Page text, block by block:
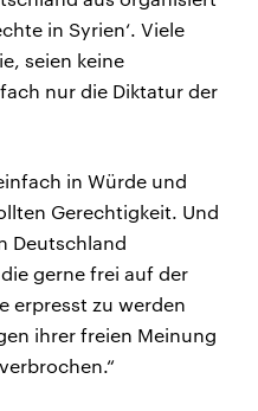
in Syrien‘. Viele
seien keine
nur die Diktatur der
in Würde und
Gerechtigkeit. Und
Deutschland
gerne frei auf der
erpresst zu werden
ihrer freien Meinung